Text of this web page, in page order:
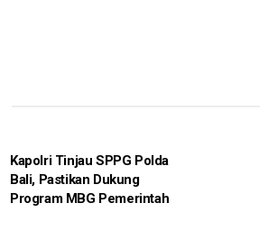
Kapolri Tinjau SPPG Polda
Bali, Pastikan Dukung
Program MBG Pemerintah